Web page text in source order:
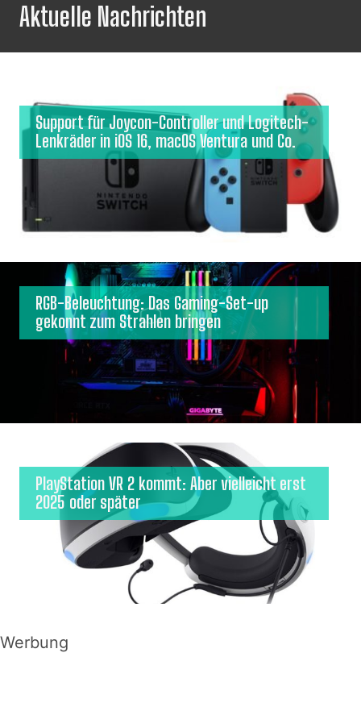
Aktuelle Nachrichten
Support für Joycon-Controller und Logitech-
Lenkräder in iOS 16, macOS Ventura und Co.
RGB-Beleuchtung: Das Gaming-Set-up
gekonnt zum Strahlen bringen
PlayStation VR 2 kommt: Aber vielleicht erst
2025 oder später
Werbung